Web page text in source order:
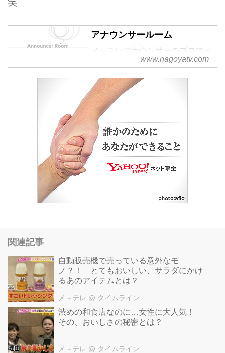
アナウンサールーム
メ～テレアナウンサーのプロフィ
ールページです。www.nagoyatv.com
関連記事
自動販売機で売っている意外なモ
ノ？！ とてもおいしい、サラダにかけ
るあのアイテムとは？
メ～テレ @ タイムライン
渋めの和食店なのに…女性に大人気！
その、おいしさの秘密とは？
メ～テレ @ タイムライン